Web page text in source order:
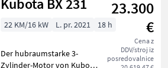
Kubota BX 231
23.300
€
Cena z
DDV/stroj iz
posredovalnice
22 KM/16 kW L. pr. 2021 18 h
Der hubraumstarke 3-
Zylinder-Motor von Kubota